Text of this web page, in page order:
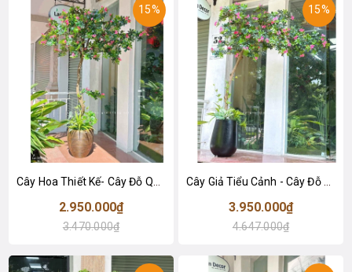
15%
Cây Hoa Thiết Kế- Cây Đỗ Quyên Giả Thiết Kế Tiểu Cảnh Căn Hộ Đẹp Tự Nhiên (2m)- CC1174
2.950.000₫
3.470.000₫
15%
Cây Giả Tiểu Cảnh - Cây Đỗ Quyên Dáng Huyền Trưng Bày Cửa Hiệu, Quán Cafe Độc Đáo (220cm)- CC1135
3.950.000₫
4.647.000₫